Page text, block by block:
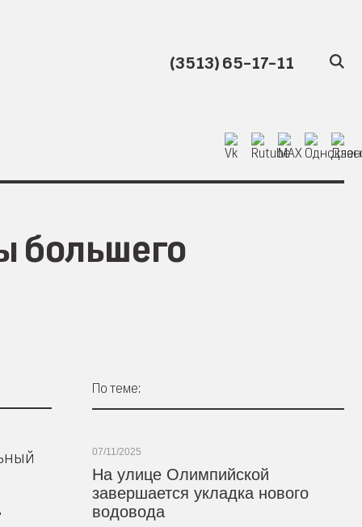
(3513) 65-17-11
большего
По теме:
07/11/2025
На улице Олимпийской
завершается укладка нового
водовода